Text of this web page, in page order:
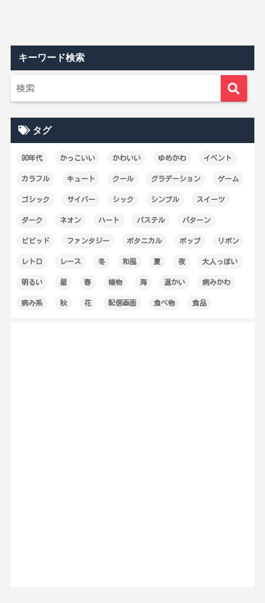
キーワード検索
タグ
90年代 かっこいい かわいい ゆめかわ イベント
カラフル キュート クール グラデーション ゲーム
ゴシック サイバー シック シンプル スイーツ
ダーク ネオン ハート パステル パターン
ビビッド ファンタジー ボタニカル ポップ リボン
レトロ レース 冬 和風 夏 夜 大人っぽい
明るい 星 春 植物 海 温かい 病みかわ
病み系 秋 花 配信画面 食べ物 食品